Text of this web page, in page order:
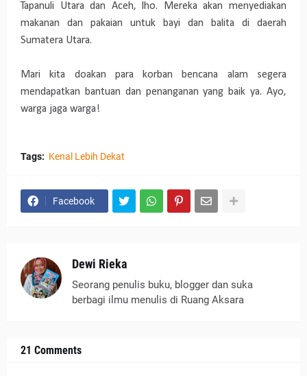
Tapanuli Utara dan Aceh, lho. Mereka akan menyediakan
makanan dan pakaian untuk bayi dan balita di daerah
Sumatera Utara.
Mari kita doakan para korban bencana alam segera
mendapatkan bantuan dan penanganan yang baik ya. Ayo,
warga jaga warga!
Tags: Kenal Lebih Dekat
Facebook
Dewi Rieka
Seorang penulis buku, blogger dan suka
berbagi ilmu menulis di Ruang Aksara
21 Comments